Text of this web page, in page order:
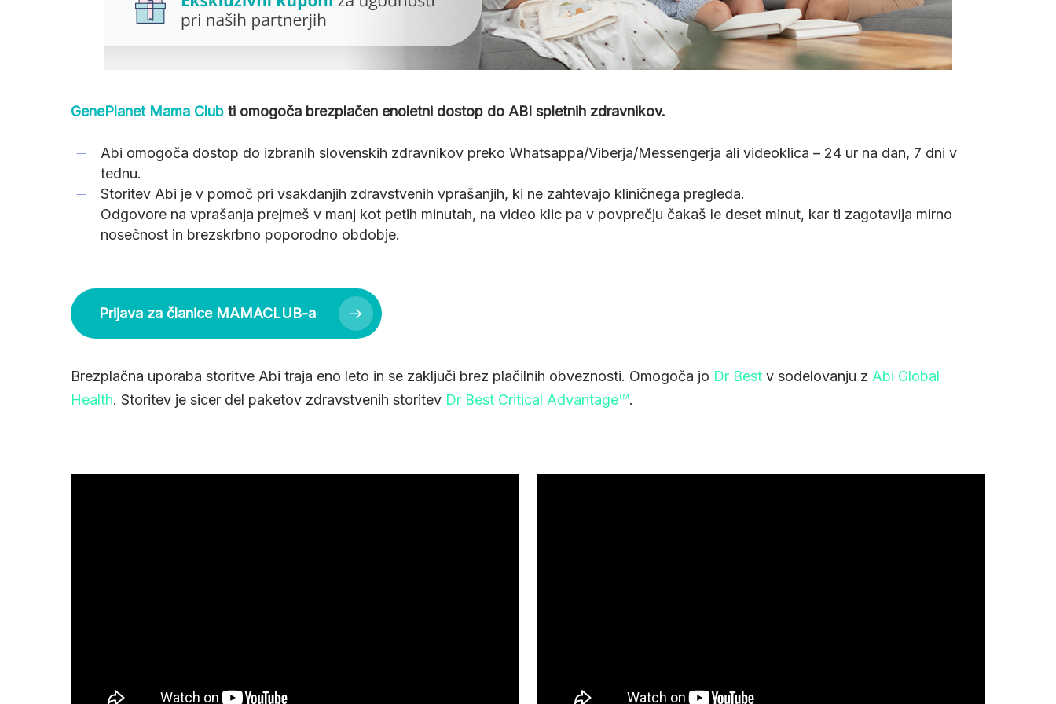
GenePlanet Mama Club ti omogoča brezplačen enoletni dostop do ABI spletnih zdravnikov.
Abi omogoča dostop do izbranih slovenskih zdravnikov preko Whatsappa/Viberja/Messengerja ali videoklica – 24 ur na dan, 7 dni v
tednu.
Storitev Abi je v pomoč pri vsakdanjih zdravstvenih vprašanjih, ki ne zahtevajo kliničnega pregleda.
Odgovore na vprašanja prejmeš v manj kot petih minutah, na video klic pa v povprečju čakaš le deset minut, kar ti zagotavlja mirno
nosečnost in brezskrbno poporodno obdobje.
Prijava za članice MAMACLUB-a
Brezplačna uporaba storitve Abi traja eno leto in se zaključi brez plačilnih obveznosti. Omogoča jo Dr Best v sodelovanju z Abi Global
Health. Storitev je sicer del paketov zdravstvenih storitev Dr Best Critical AdvantageTM.